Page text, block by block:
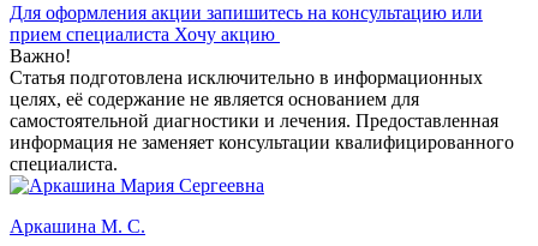
Для оформления акции запишитесь на консультацию или
прием специалиста Хочу акцию
Важно!
Статья подготовлена исключительно в информационных
целях, её содержание не является основанием для
самостоятельной диагностики и лечения. Предоставленная
информация не заменяет консультации квалифицированного
специалиста.
Аркашина М. С.